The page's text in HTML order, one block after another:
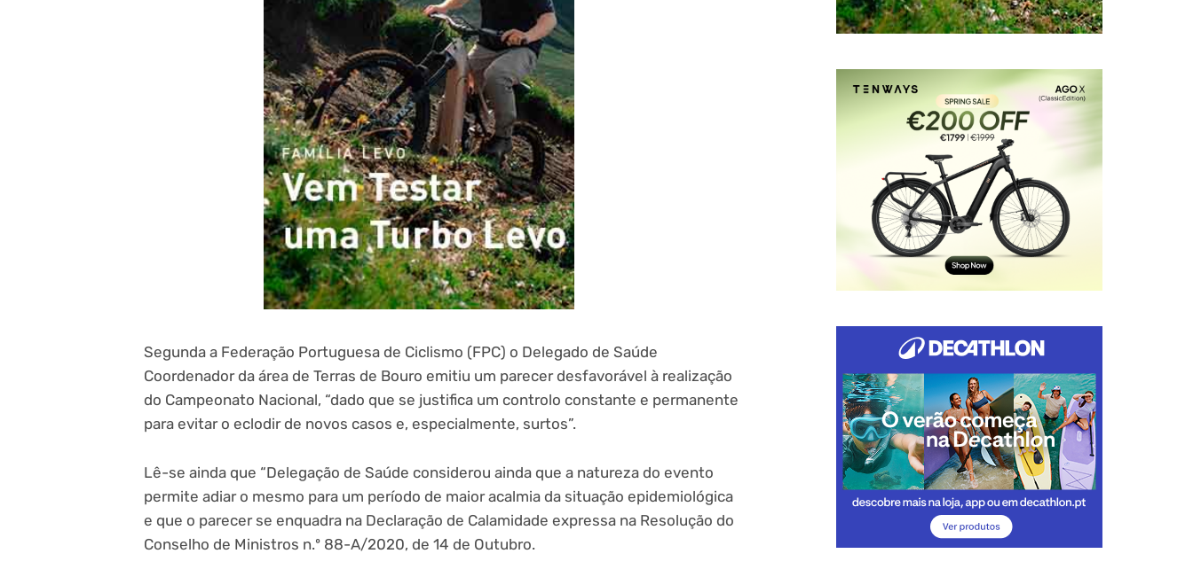
Segunda a Federação Portuguesa de Ciclismo (FPC) o Delegado de Saúde
Coordenador da área de Terras de Bouro emitiu um parecer desfavorável à realização
do Campeonato Nacional, “dado que se justifica um controlo constante e permanente
para evitar o eclodir de novos casos e, especialmente, surtos”.
Lê-se ainda que “Delegação de Saúde considerou ainda que a natureza do evento
permite adiar o mesmo para um período de maior acalmia da situação epidemiológica
e que o parecer se enquadra na Declaração de Calamidade expressa na Resolução do
Conselho de Ministros n.º 88-A/2020, de 14 de Outubro.